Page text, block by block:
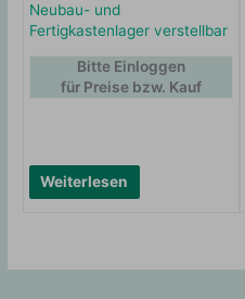
Neubau- und
Fertigkastenlager verstellbar
Weiterlesen
Bitte Einloggen
für Preise bzw. Kauf